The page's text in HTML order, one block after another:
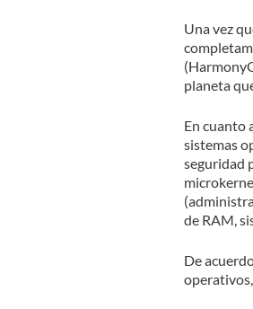
Una vez
planeta
En cuanto
sistemas
seguridad
de RAM,
De